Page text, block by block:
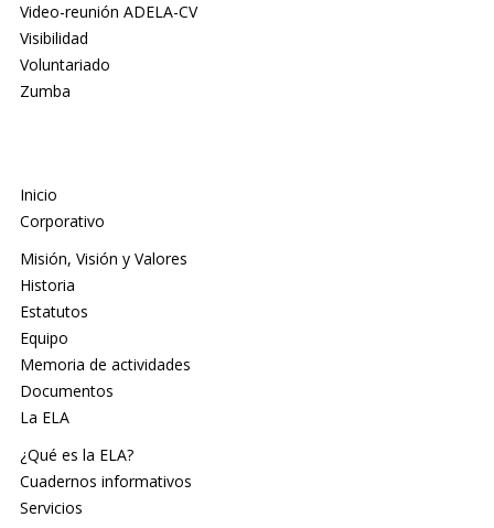
Video-reunión ADELA-CV
Visibilidad
Voluntariado
Zumba
Inicio
Corporativo
Misión, Visión y Valores
Historia
Estatutos
Equipo
Memoria de actividades
Documentos
La ELA
¿Qué es la ELA?
Cuadernos informativos
Servicios